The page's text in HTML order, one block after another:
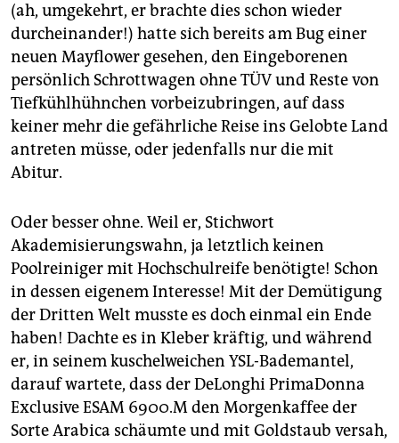
(ah, umgekehrt, er brachte dies schon wieder
durcheinander!) hatte sich bereits am Bug einer
neuen Mayflower gesehen, den Eingeborenen
persönlich Schrottwagen ohne TÜV und Reste von
Tiefkühlhühnchen vorbeizubringen, auf dass
keiner mehr die gefährliche Reise ins Gelobte Land
antreten müsse, oder jedenfalls nur die mit
Abitur.
Oder besser ohne. Weil er, Stichwort
Akademisierungswahn, ja letztlich keinen
Poolreiniger mit Hochschulreife benötigte! Schon
in dessen eigenem Interesse! Mit der Demütigung
der Dritten Welt musste es doch einmal ein Ende
haben! Dachte es in Kleber kräftig, und während
er, in seinem kuschelweichen YSL-Bademantel,
darauf wartete, dass der DeLonghi PrimaDonna
Exclusive ESAM 6900.M den Morgenkaffee der
Sorte Arabica schäumte und mit Goldstaub versah,